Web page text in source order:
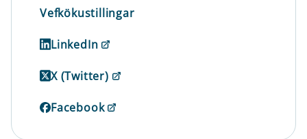
Vefkökustillingar
LinkedIn
X (Twitter)
Facebook